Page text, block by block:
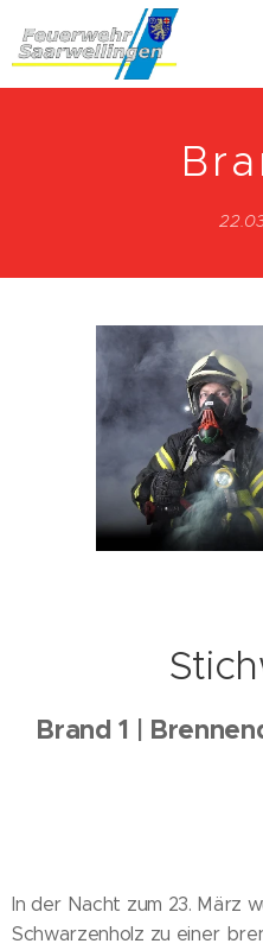
Brand 1 |
In der Nacht zum 23. März
Schwarzenholz zu einer